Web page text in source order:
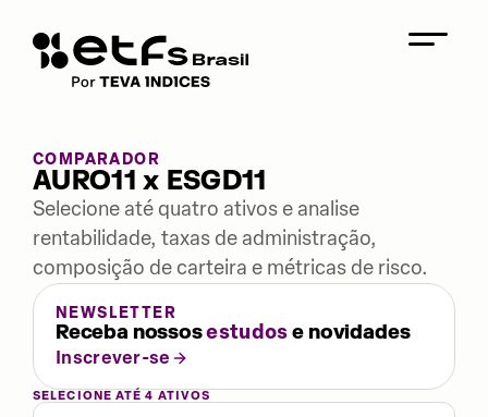
COMPARADOR
AURO11 x ESGD11
Selecione até quatro ativos e analise
rentabilidade, taxas de administração,
composição de carteira e métricas de risco.
NEWSLETTER
Receba nossosestudose novidades
Inscrever-se
SELECIONE ATÉ 4 ATIVOS